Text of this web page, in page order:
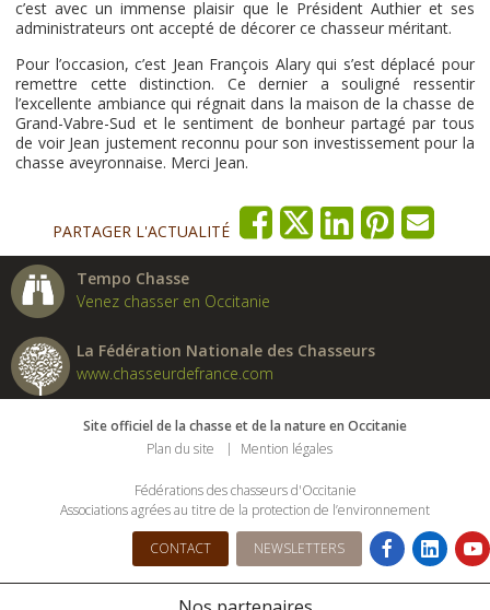
c’est avec un immense plaisir que le Président Authier et ses
administrateurs ont accepté de décorer ce chasseur méritant.
Pour l’occasion, c’est Jean François Alary qui s’est déplacé pour
remettre cette distinction. Ce dernier a souligné ressentir
l’excellente ambiance qui régnait dans la maison de la chasse de
Grand-Vabre-Sud et le sentiment de bonheur partagé par tous
de voir Jean justement reconnu pour son investissement pour la
chasse aveyronnaise. Merci Jean.
PARTAGER L'ACTUALITÉ
Tempo Chasse
Venez chasser en Occitanie
La Fédération Nationale des Chasseurs
www.chasseurdefrance.com
Site officiel de la chasse et de la nature en Occitanie
Plan du site
Mention légales
Fédérations des chasseurs d'Occitanie
Associations agrées au titre de la protection de l’environnement
CONTACT NEWSLETTERS